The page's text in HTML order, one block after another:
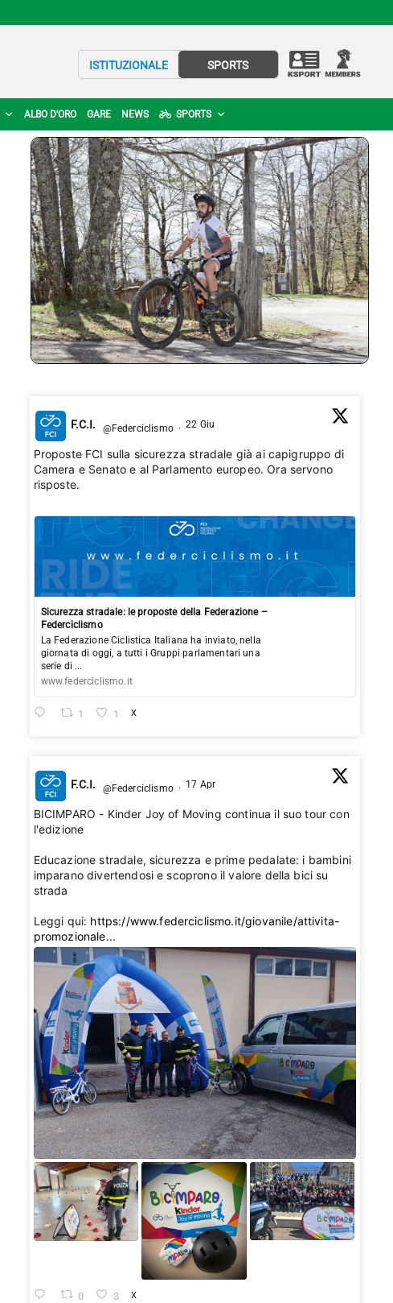
ISTITUZIONALE SPORTS
ALBO D'ORO GARE NEWS SPORTS
F.C.I. @Federciclismo · 22 Giu
Proposte FCI sulla sicurezza stradale già ai capigruppo di
Camera e Senato e al Parlamento europeo. Ora servono
risposte.
Sicurezza stradale: le proposte della Federazione –
Federciclismo
La Federazione Ciclistica Italiana ha inviato, nella
giornata di oggi, a tutti i Gruppi parlamentari una
serie di ...
www.federciclismo.it
1 1 X
F.C.I. @Federciclismo · 17 Apr
BICIMPARO - Kinder Joy of Moving continua il suo tour con
l'edizione 2026🚴‍♂️
Educazione stradale, sicurezza e prime pedalate: i bambini
imparano divertendosi e scoprono il valore della bici su
strada 💛
Leggi qui: https://www.federciclismo.it/giovanile/attivita-
promozionale...
0 3 X